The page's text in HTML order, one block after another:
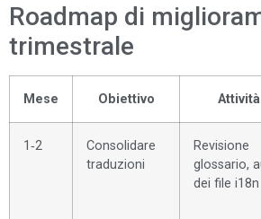
Roadmap di
trimestrale
Mese Obiettivo Attività
1‑2
Consolidare
traduzioni
Revisione
glossario,
dei file i18n